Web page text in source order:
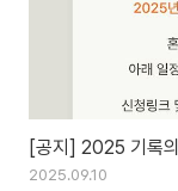
[공지] 2025 기록
2025.09.10